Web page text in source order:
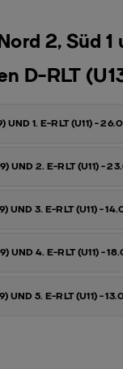
2, Süd
D-RLT
UND 1. E-RLT (U11) -
UND 2. E-RLT (U11) -
UND 3. E-RLT (U11) -
UND 4. E-RLT (U11) -
UND 5. E-RLT (U11) -